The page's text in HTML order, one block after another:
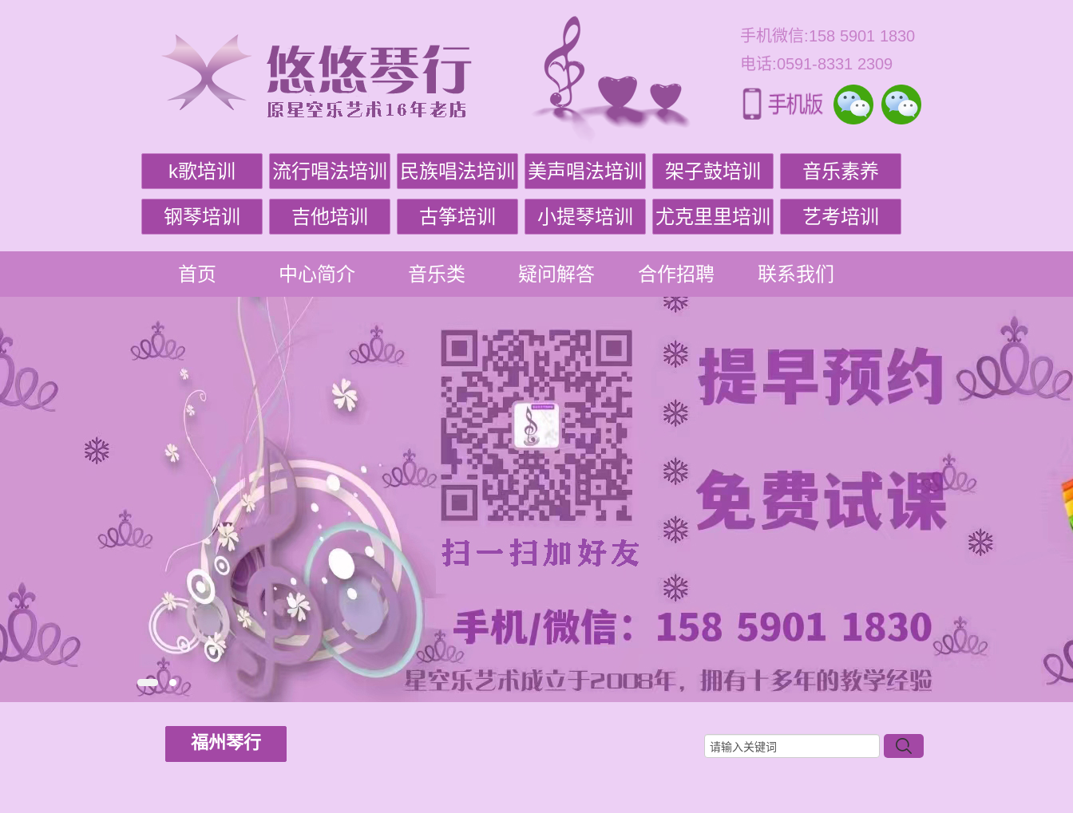
手机微信:158 5901 1830
电话:0591-8331 2309
k歌培训 流行唱法培训 民族唱法培训 美声唱法培训 架子鼓培训 音乐素养
钢琴培训 吉他培训 古筝培训 小提琴培训 尤克里里培训 艺考培训
首页 中心简介 音乐类 疑问解答 合作招聘 联系我们
福州琴行